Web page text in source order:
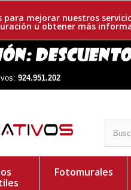
mejorar nuestros
u obtener más
924.951.202
Fotomurales